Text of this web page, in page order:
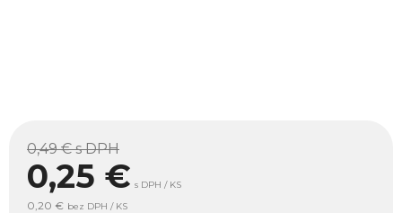
0,49 €s DPH
0,25 € s DPH / KS
0,20 € bez DPH / KS